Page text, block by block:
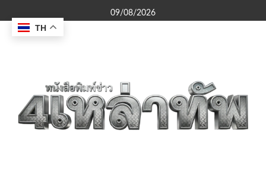
to
content
09/08/2026
TH